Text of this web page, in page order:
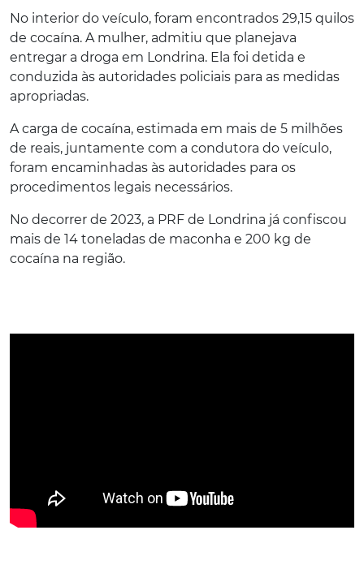
No interior do veículo, foram encontrados 29,15 quilos
de cocaína. A mulher, admitiu que planejava
entregar a droga em Londrina. Ela foi detida e
conduzida às autoridades policiais para as medidas
apropriadas.
A carga de cocaína, estimada em mais de 5 milhões
de reais, juntamente com a condutora do veículo,
foram encaminhadas às autoridades para os
procedimentos legais necessários.
No decorrer de 2023, a PRF de Londrina já confiscou
mais de 14 toneladas de maconha e 200 kg de
cocaína na região.